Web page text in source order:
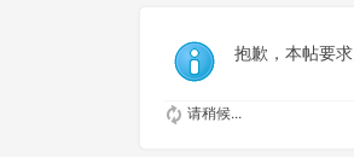
抱歉，本帖要求
请稍候...